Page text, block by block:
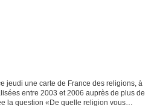
jeudi une carte de France des religions, à
entre 2003 et 2006 auprès de plus de
la question «De quelle religion vous